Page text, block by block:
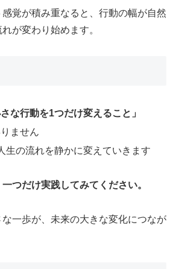
感覚が積み重なると、行動の幅が自然
が変わり始めます。
な行動を1つだけ変えること」
ません
生の流れを静かに変えていきます
つだけ実践してみてください。
一歩が、未来の大きな変化につなが